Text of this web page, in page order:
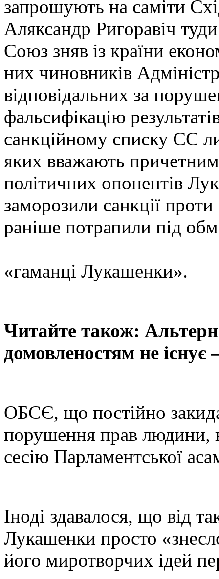
запрошують на саміти
Аляксандр Ригоравіч
Союз зняв із країни
них чиновників
відповідальних за
фальсифікацію
санкційному списку ЄС
яких вважають
політичних опонентів
заморозили санкції
раніше потрапили під
«гаманці Лукашенки».
Читайте також:
домовленостям не
ОБСЄ, що постійно
порушення прав людини,
сесію Парламентської
Іноді здавалося, що від
Лукашенки просто
його миротворчих ідей